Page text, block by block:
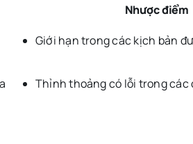
Nhược điểm
Giới hạn trong các kịch bản
Thỉnh thoảng có lỗi trong